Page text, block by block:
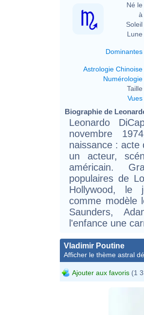
Né le
à
Soleil
Lune
Dominantes
Astrologie Chinoise
Numérologie
Taille
Vues
Biographie de
Leonardo
novembre
naissance : acte
un acteur,
américain.
populaires de
Hollywood, le
comme modèle
Saunders,
l'enfance une
Vladimir Poutine
Afficher le thème astral
Ajouter aux favoris (1